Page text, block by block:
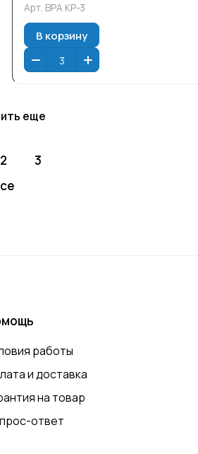
Арт. ВРА КР-3
В корзину
еще
2
3
работы
и доставка
на товар
ответ